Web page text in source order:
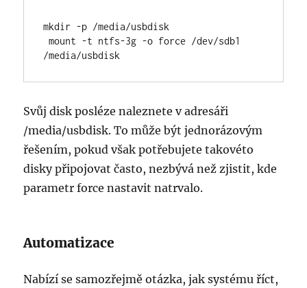
mkdir -p /media/usbdisk
mount -t ntfs-3g -o force /dev/sdb1
/media/usbdisk
Svůj disk posléze naleznete v adresáři
/media/usbdisk. To může být jednorázovým
řešením, pokud však potřebujete takovéto
disky připojovat často, nezbývá než zjistit, kde
parametr force nastavit natrvalo.
Automatizace
Nabízí se samozřejmě otázka, jak systému říct,